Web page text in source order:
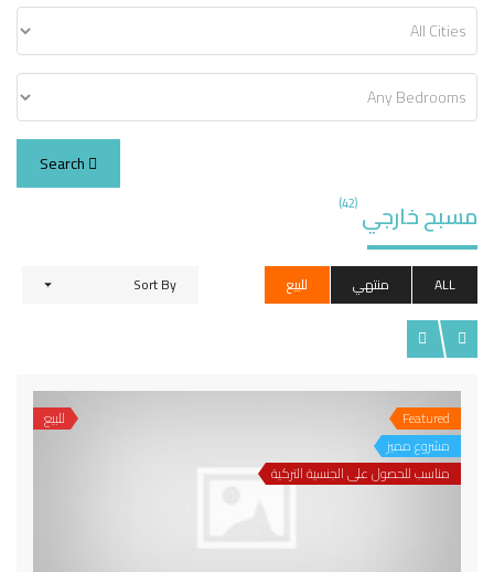
مسبح خارجي (42)
ALL منتهي للبيع Sort By
Featured
مشروع مميز
مناسب للحصول على الجنسية التركية
للبيع